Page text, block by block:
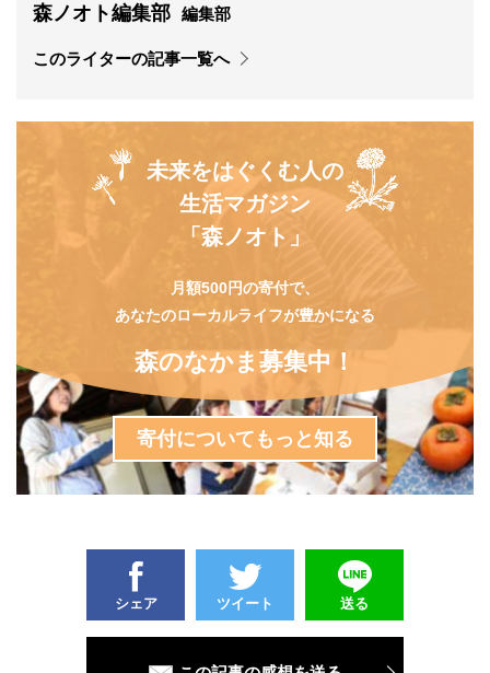
森ノオト編集部 編集部
このライターの記事一覧へ
未来をはぐくむ人の
生活マガジン
「森ノオト」
月額500円の寄付で、
あなたのローカルライフが豊かになる
森のなかま募集中！
寄付についてもっと知る
シェア ツイート 送る